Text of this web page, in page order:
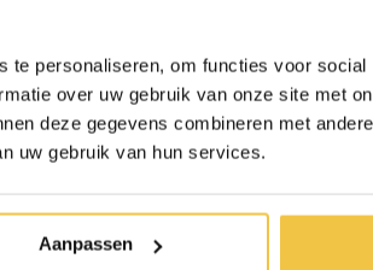
te personaliseren, om functies voor
over uw gebruik van onze site met
deze gegevens combineren met
uw gebruik van hun services.
Aanpassen
op
in uw